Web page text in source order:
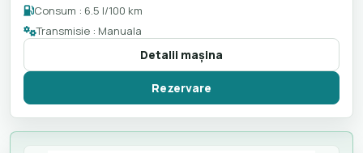
Consum : 6.5 l/100 km
Transmisie : Manuala
Detalii maşina
Rezervare